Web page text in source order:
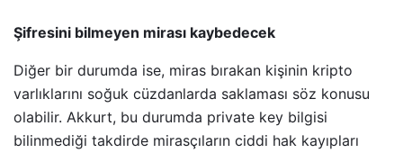
Şifresini bilmeyen mirası kaybedecek
Diğer bir durumda ise, miras bırakan kişinin kripto
varlıklarını soğuk cüzdanlarda saklaması söz konusu
olabilir. Akkurt, bu durumda private key bilgisi
bilinmediği takdirde mirasçıların ciddi hak kayıpları